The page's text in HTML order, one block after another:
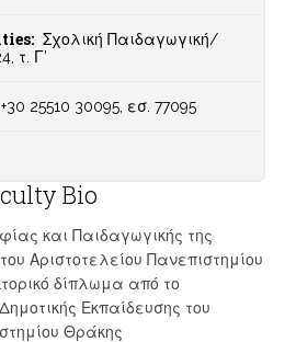
Σχολική Παιδαγωγική/
τ. Γ’
+30 25510 30095, εσ. 77095
Bio
και Παιδαγωγικής της
Αριστοτελείου Πανεπιστημίου
δίπλωμα από το
Εκπαίδευσης του
Θράκης